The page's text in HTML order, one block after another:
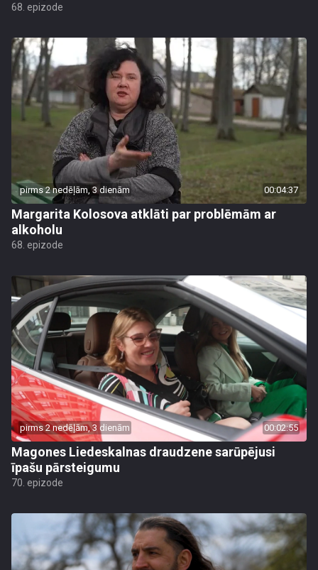
68. epizode
pirms 2 nedēļām, 3 dienām 00:04:37
Margarita Kolosova atklāti par problēmām ar
alkoholu
68. epizode
pirms 2 nedēļām, 3 dienām 00:02:55
Magones Liedeskalnas draudzene sarūpējusi
īpašu pārsteigumu
70. epizode